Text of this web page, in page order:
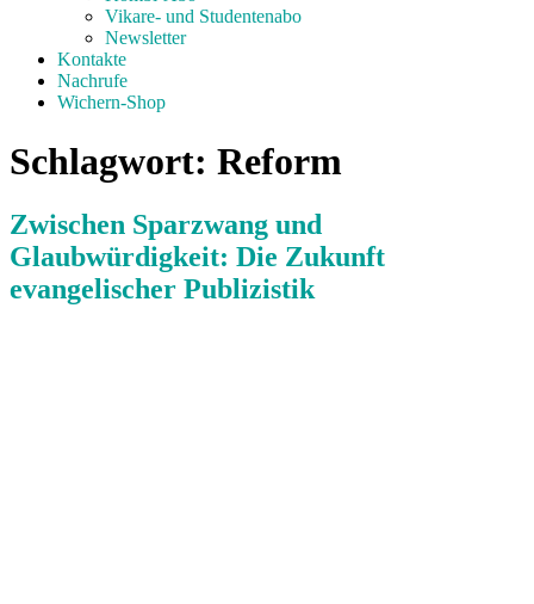
Vikare- und Studentenabo
Newsletter
Kontakte
Nachrufe
Wichern-Shop
Schlagwort: Reform
Zwischen Sparzwang und
Glaubwürdigkeit: Die Zukunft
evangelischer Publizistik